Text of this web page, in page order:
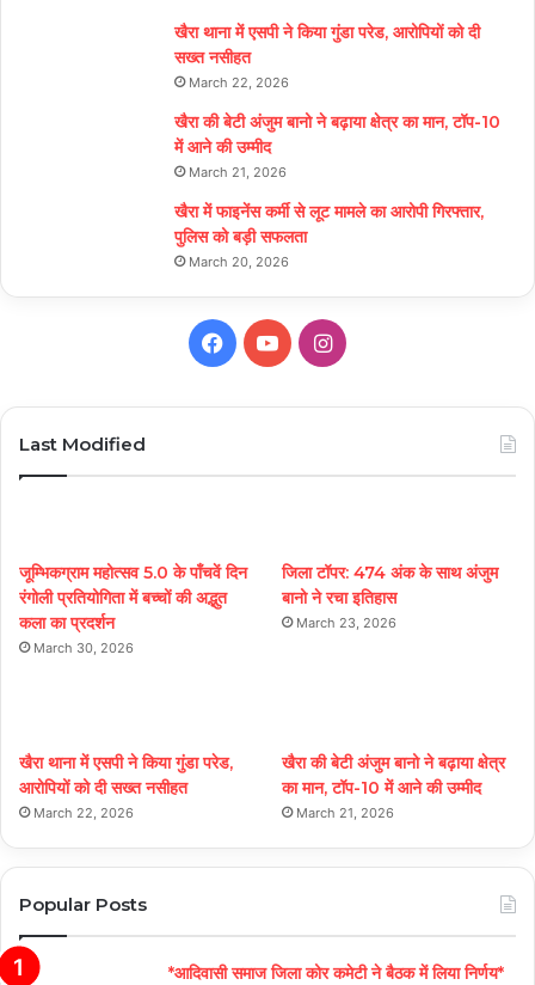
खैरा थाना में एसपी ने किया गुंडा परेड, आरोपियों को दी
सख्त नसीहत
March 22, 2026
खैरा की बेटी अंजुम बानो ने बढ़ाया क्षेत्र का मान, टॉप-10
में आने की उम्मीद
March 21, 2026
खैरा में फाइनेंस कर्मी से लूट मामले का आरोपी गिरफ्तार,
पुलिस को बड़ी सफलता
March 20, 2026
Facebook
YouTubeInstagram
Last Modified
जूम्भिकग्राम महोत्सव 5.0 के पाँचवें दिन
रंगोली प्रतियोगिता में बच्चों की अद्भुत
कला का प्रदर्शन
March 30, 2026
जिला टॉपर: 474 अंक के साथ अंजुम
बानो ने रचा इतिहास
March 23, 2026
खैरा थाना में एसपी ने किया गुंडा परेड,
आरोपियों को दी सख्त नसीहत
March 22, 2026
खैरा की बेटी अंजुम बानो ने बढ़ाया क्षेत्र
का मान, टॉप-10 में आने की उम्मीद
March 21, 2026
Popular Posts
*आदिवासी समाज जिला कोर कमेटी ने बैठक में लिया निर्णय*